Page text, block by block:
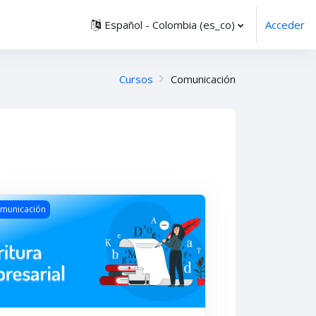
Español - Colombia ‎(es_co)‎ Acceder
Cursos Comunicación
del curso ¡Mejora tu habilidad de escritura!